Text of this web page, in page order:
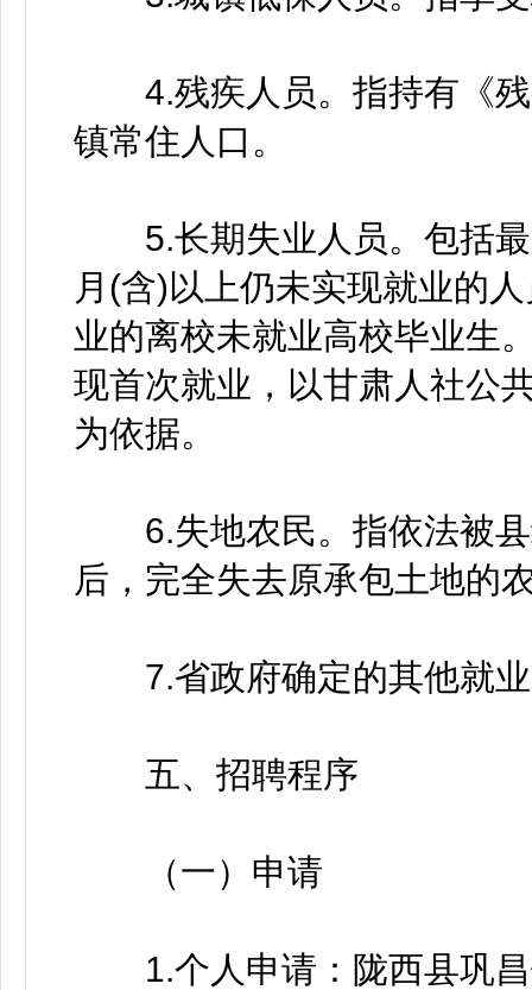
4.残疾人员。指持有《残
镇常住人口。
5.长期失业人员。包括最
月(含)以上仍未实现就业的
业的离校未就业高校毕业生
现首次就业，以甘肃人社公
为依据。
6.失地农民。指依法被县
后，完全失去原承包土地的
7.省政府确定的其他就业
五、招聘程序
（一）申请
1.个人申请：陇西县巩昌